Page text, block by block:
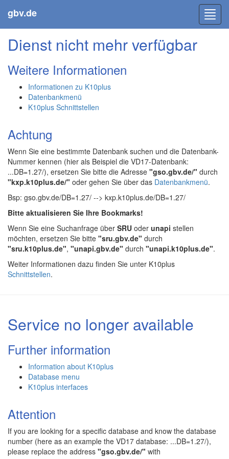
gbv.de
Dienst nicht mehr verfügbar
Weitere Informationen
Informationen zu K10plus
Datenbankmenü
K10plus Schnittstellen
Achtung
Wenn Sie eine bestimmte Datenbank suchen und die Datenbank-
Nummer kennen (hier als Beispiel die VD17-Datenbank:
...DB=1.27/), ersetzen Sie bitte die Adresse "gso.gbv.de/" durch
"kxp.k10plus.de/" oder gehen Sie über das Datenbankmenü.
Bsp: gso.gbv.de/DB=1.27/ --> kxp.k10plus.de/DB=1.27/
Bitte aktualisieren Sie Ihre Bookmarks!
Wenn Sie eine Suchanfrage über SRU oder unapi stellen
möchten, ersetzen Sie bitte "sru.gbv.de" durch
"sru.k10plus.de", "unapi.gbv.de" durch "unapi.k10plus.de".
Weiter Informationen dazu finden Sie unter K10plus
Schnittstellen.
Service no longer available
Further information
Information about K10plus
Database menu
K10plus interfaces
Attention
If you are looking for a specific database and know the database
number (here as an example the VD17 database: ...DB=1.27/),
please replace the address "gso.gbv.de/" with